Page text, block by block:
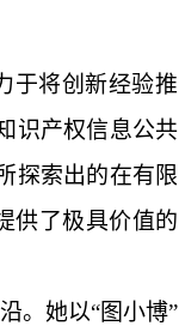
于将创新经验推
识产权信息公共
探索出的在有限
供了极具价值的
。她以“图小博”